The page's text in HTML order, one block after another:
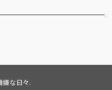
嫌な日々.